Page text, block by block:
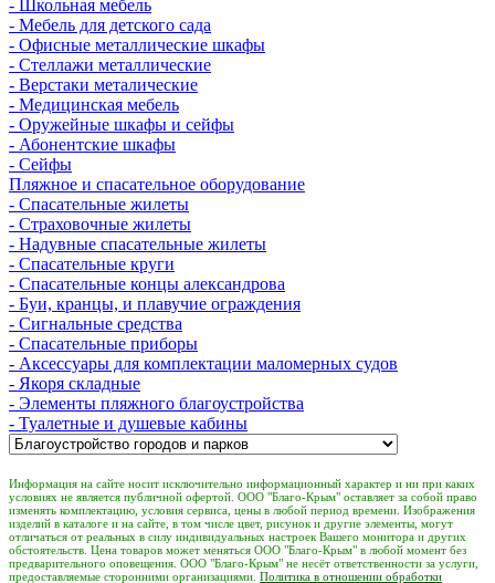
- Школьная мебель
- Мебель для детского сада
- Офисные металлические шкафы
- Стеллажи металлические
- Верстаки металические
- Медицинская мебель
- Оружейные шкафы и сейфы
- Абонентские шкафы
- Сейфы
Пляжное и спасательное оборудование
- Спасательные жилеты
- Страховочные жилеты
- Надувные спасательные жилеты
- Спасательные круги
- Спасательные концы александрова
- Буи, кранцы, и плавучие ограждения
- Сигнальные средства
- Спасательные приборы
- Аксессуары для комплектации маломерных судов
- Якоря складные
- Элементы пляжного благоустройства
- Туалетные и душевые кабины
Информация на сайте носит исключительно информационный характер и ни при каких
условиях не является публичной офертой. ООО "Благо-Крым" оставляет за собой право
изменять комплектацию, условия сервиса, цены в любой период времени. Изображения
изделий в каталоге и на сайте, в том числе цвет, рисунок и другие элементы, могут
отличаться от реальных в силу индивидуальных настроек Вашего монитора и других
обстоятельств. Цена товаров может меняться ООО "Благо-Крым" в любой момент без
предварительного оповещения. ООО "Благо-Крым" не несёт ответственности за услуги,
предоставляемые сторонними организациями. Политика в отношении обработки